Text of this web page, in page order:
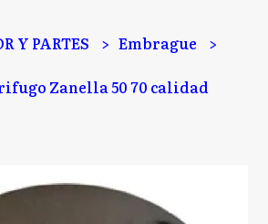
Y PARTES
Embrague
Zanella 50 70 calidad